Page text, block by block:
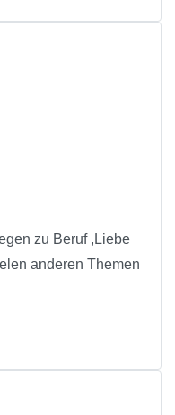
zu Beruf ,Liebe
anderen Themen